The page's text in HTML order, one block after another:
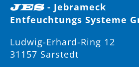
JES - Jebrameck
Entfeuchtungs Systeme
Ludwig-Erhard-Ring 12
31157 Sarstedt